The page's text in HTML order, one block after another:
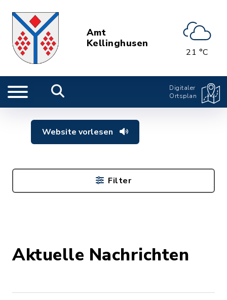
Amt
Kellinghusen
21 °C
Digitaler
Ortsplan
Website vorlesen
Aktuelle Nachrichten
Filter